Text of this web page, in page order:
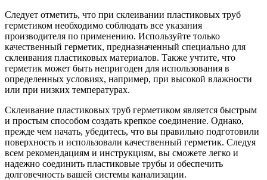
Следует отметить, что при склеивании пластиковых труб
герметиком необходимо соблюдать все указания
производителя по применению. Используйте только
качественный герметик, предназначенный специально для
склеивания пластиковых материалов. Также учтите, что
герметик может быть непригоден для использования в
определенных условиях, например, при высокой влажности
или при низких температурах.
Склеивание пластиковых труб герметиком является быстрым
и простым способом создать крепкое соединение. Однако,
прежде чем начать, убедитесь, что вы правильно подготовили
поверхность и использовали качественный герметик. Следуя
всем рекомендациям и инструкциям, вы сможете легко и
надежно соединить пластиковые трубы и обеспечить
долговечность вашей системы канализации.